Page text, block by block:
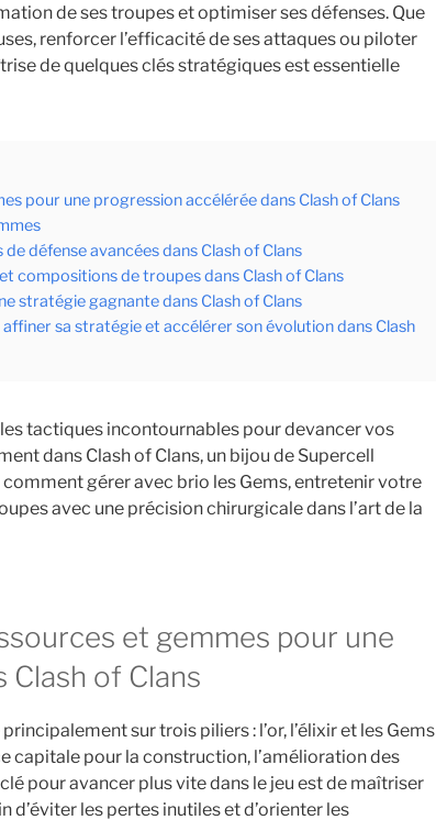
de ses troupes et optimiser ses défenses. Que
renforcer l’efficacité de ses attaques ou piloter
de quelques clés stratégiques est essentielle
pour une progression accélérée dans Clash of Clans
défense avancées dans Clash of Clans
compositions de troupes dans Clash of Clans
stratégie gagnante dans Clash of Clans
sa stratégie et accélérer son évolution dans Clash
tactiques incontournables pour devancer vos
dans Clash of Clans, un bijou de Supercell
gérer avec brio les Gems, entretenir votre
avec une précision chirurgicale dans l’art de la
Clash of Clans
sur trois piliers : l’or, l’élixir et les Gems
capitale pour la construction, l’amélioration des
pour avancer plus vite dans le jeu est de maîtriser
les pertes inutiles et d’orienter les